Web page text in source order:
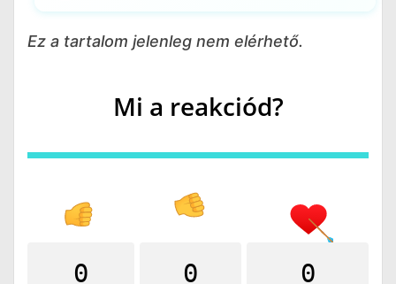
Ez a tartalom jelenleg nem elérhető.
Mi a reakciód?
0 0 0